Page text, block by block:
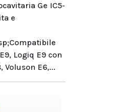
Ge IC5-
e
Logiq E9 con
Voluson E6,...